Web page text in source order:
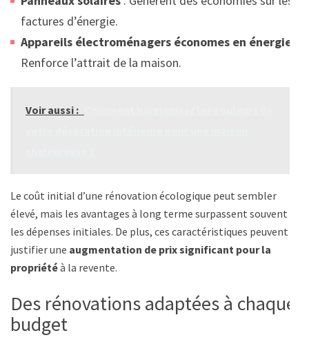
factures d’énergie.
Appareils électroménagers économes en énergie
Renforce l’attrait de la maison.
Voir aussi :
Le coût initial d’une rénovation écologique peut sembler
élevé, mais les avantages à long terme surpassent souvent
les dépenses initiales. De plus, ces caractéristiques peuvent
justifier une augmentation de prix significant pour la
propriétéà la revente.
Des rénovations adaptées à chaque
budget